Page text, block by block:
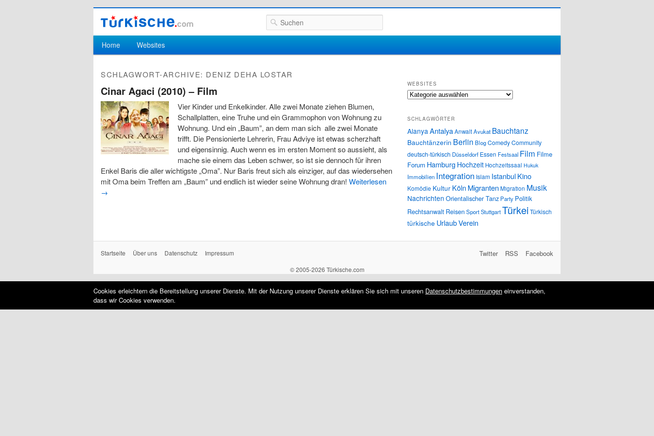
Suchen
Hauptmenü
Zum Inhalt wechseln
Zum sekundären Inhalt wechseln
Home Websites
SCHLAGWORT-ARCHIVE: DENIZ DEHA LOSTAR
Cinar Agaci (2010) – Film
Vier Kinder und Enkelkinder. Alle zwei Monate ziehen Blumen,
Schallplatten, eine Truhe und ein Grammophon von Wohnung zu
Wohnung. Und ein „Baum”, an dem man sich alle zwei Monate
trifft. Die Pensionierte Lehrerin, Frau Adviye ist etwas scherzhaft
und eigensinnig. Auch wenn es im ersten Moment so aussieht, als
mache sie einem das Leben schwer, so ist sie dennoch für ihren
Enkel Baris die aller wichtigste „Oma”. Nur Baris freut sich als einziger, auf das wiedersehen
mit Oma beim Treffen am „Baum” und endlich ist wieder seine Wohnung dran! Weiterlesen
→
WEBSITES
Websites
SCHLAGWÖRTER
Alanya AntalyaAnwaltAvukat Bauchtanz
Bauchtänzerin Berlin BlogComedyCommunity
deutsch-türkisch Düsseldorf Essen Festsaal Film Filme
Forum Hamburg Hochzeit Hochzeitssaal Hukuk
Immobilien Integration Islam IstanbulKino
Komödie Kultur Köln MigrantenMigration Musik
Nachrichten Orientalischer Tanz Party Politik
Rechtsanwalt ReisenSportStuttgartTürkeiTürkisch
türkische UrlaubVerein
Startseite Über uns Datenschutz Impressum Facebook
RSS
Twitter
© 2005-2026 Türkische.com
Cookies erleichtern die Bereitstellung unserer Dienste. Mit der Nutzung unserer Dienste erklären Sie sich mit unseren Datenschutzbestimmungen einverstanden,
dass wir Cookies verwenden.